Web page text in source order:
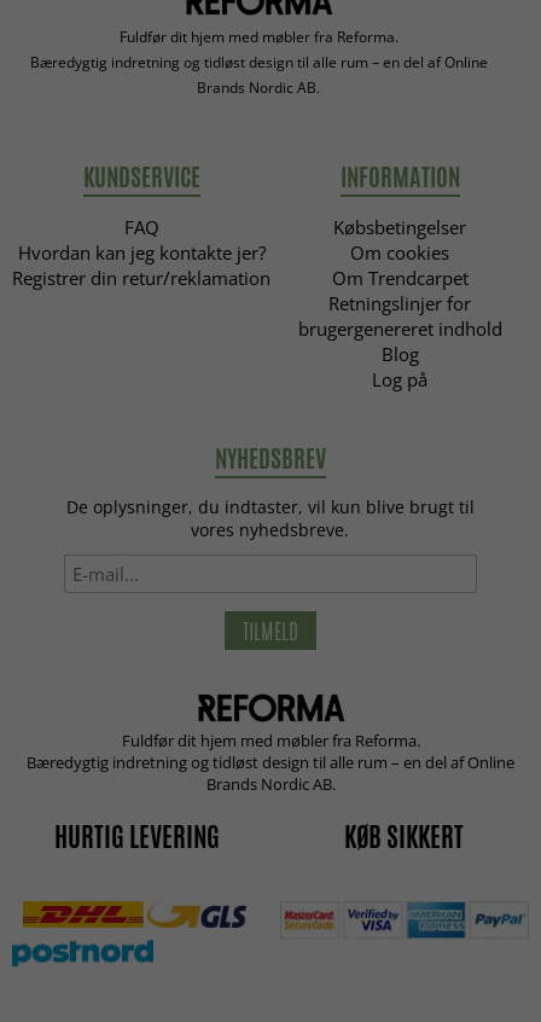
Fuldfør dit hjem med møbler fra Reforma.
Bæredygtig indretning og tidløst design til alle rum – en del af Online
Brands Nordic AB.
KUNDSERVICE
FAQ
Hvordan kan jeg kontakte jer?
Registrer din retur/reklamation
INFORMATION
Købsbetingelser
Om cookies
Om Trendcarpet
Retningslinjer for
brugergenereret indhold
Blog
Log på
NYHEDSBREV
De oplysninger, du indtaster, vil kun blive brugt til
vores nyhedsbreve.
TILMELD
Fuldfør dit hjem med møbler fra Reforma.
Bæredygtig indretning og tidløst design til alle rum – en del af Online
Brands Nordic AB.
HURTIG LEVERING KØB SIKKERT